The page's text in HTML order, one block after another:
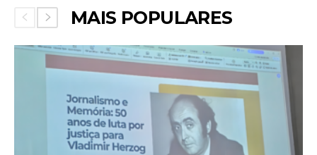
MAIS POPULARES